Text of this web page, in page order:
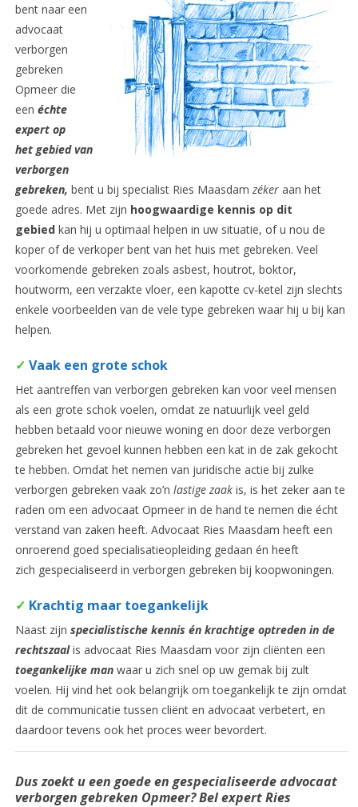
bent naar een
advocaat
verborgen
gebreken
Opmeer die
een échte
expert op
het gebied van
verborgen
gebreken, bent u bij specialist Ries Maasdam zékeraan het
goede adres. Met zijn hoogwaardige kennis op dit
gebied kan hij u optimaal helpen in uw situatie, of u nou de
koper of de verkoper bent van het huis met gebreken. Veel
voorkomende gebreken zoals asbest, houtrot, boktor,
houtworm, een verzakte vloer, een kapotte cv-ketel zijn slechts
enkele voorbeelden van de vele type gebreken waar hij u bij kan
helpen.
✓ Vaak een grote schok
Het aantreffen van verborgen gebreken kan voor veel mensen
als een grote schok voelen, omdat ze natuurlijk veel geld
hebben betaald voor nieuwe woning en door deze verborgen
gebreken het gevoel kunnen hebben een kat in de zak gekocht
te hebben. Omdat het nemen van juridische actie bij zulke
verborgen gebreken vaak zo’n lastige zaakis, is het zeker aan te
raden om een advocaat Opmeer in de hand te nemen die écht
verstand van zaken heeft. Advocaat Ries Maasdam heeft een
onroerend goed specialisatieopleiding gedaan én heeft
zich gespecialiseerd in verborgen gebreken bij koopwoningen.
✓ Krachtig maar toegankelijk
Naast zijn specialistische kennis én krachtige optreden in de
rechtszaalis advocaat Ries Maasdam voor zijn cliënten een
toegankelijke manwaar u zich snel op uw gemak bij zult
voelen. Hij vind het ook belangrijk om toegankelijk te zijn omdat
dit de communicatie tussen cliënt en advocaat verbetert, en
daardoor tevens ook het proces weer bevordert.
Dus zoekt u een goede en gespecialiseerdeadvocaat
verborgen gebreken Opmeer? BelexpertRies